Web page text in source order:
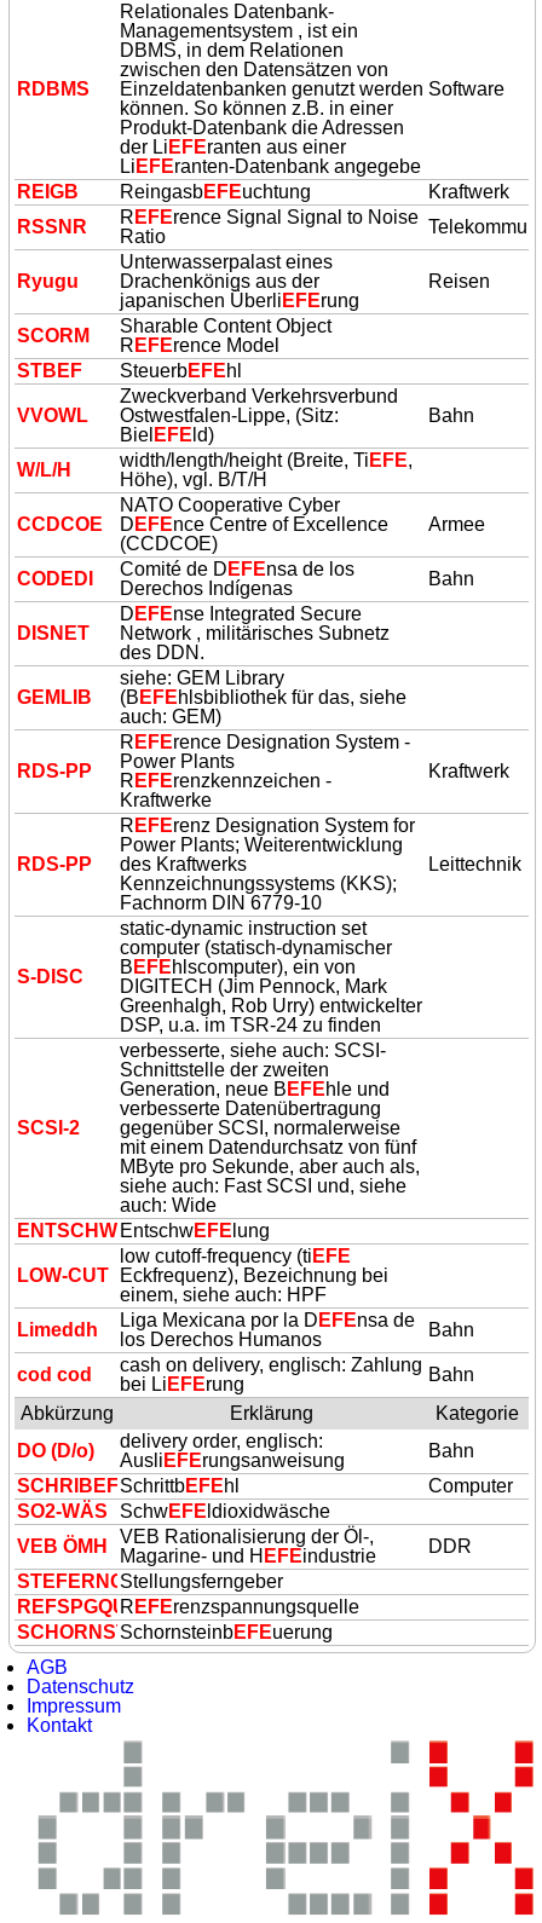
RDBMS
Relationales Datenbank-
Managementsystem , ist ein
DBMS, in dem Relationen
zwischen den Datensätzen von
Einzeldatenbanken genutzt werden
können. So können z.B. in einer
Produkt-Datenbank die Adressen
der Li EFEranten aus einer
Li EFEranten-Datenbank angegebe
Software
REIGB ReingasbEFEuchtung
Kraftwerk
RSSNR
R EFErence Signal Signal to Noise
Ratio
Ryugu
Unterwasserpalast eines
Drachenkönigs aus der
japanischen Überli EFErung
Reisen
SCORM
Sharable Content Object
R EFErence Model
STBEF
SteuerbEFEhl
VVOWL
Zweckverband Verkehrsverbund
Ostwestfalen-Lippe, (Sitz:
Biel EFE ld)
Bahn
W/L/H width/length/height (Breite, Ti EFE,
Höhe), vgl. B/T/H
CCDCOE
NATO Cooperative Cyber
D EFEnce Centre of Excellence
(CCDCOE)
Armee
CODEDI Comité de D EFEnsa de los
Derechos Indígenas
Bahn
DISNET
D EFEnse Integrated Secure
Network , militärisches Subnetz
des DDN.
GEMLIB
siehe: GEM Library
(B EFEhlsbibliothek für das, siehe
auch: GEM)
RDS-PP
R EFErence Designation System -
Power Plants
R EFErenzkennzeichen -
Kraftwerke
Kraftwerk
RDS-PP
R EFErenz Designation System for
Power Plants; Weiterentwicklung
des Kraftwerks
Kennzeichnungssystems (KKS);
Fachnorm DIN 6779-10
Leittechnik
S-DISC
static-dynamic instruction set
computer (statisch-dynamischer
B EFEhlscomputer), ein von
DIGITECH (Jim Pennock, Mark
Greenhalgh, Rob Urry) entwickelter
DSP, u.a. im TSR-24 zu finden
SCSI-2
verbesserte, siehe auch: SCSI-
Schnittstelle der zweiten
Generation, neue B EFEhle und
verbesserte Datenübertragung
gegenüber SCSI, normalerweise
mit einem Datendurchsatz von fünf
MByte pro Sekunde, aber auch als,
siehe auch: Fast SCSI und, siehe
auch: Wide
ENTSCHW EntschwEFE lung
LOW-CUT
low cutoff-frequency (ti EFE
Eckfrequenz), Bezeichnung bei
einem, siehe auch: HPF
Limeddh
Liga Mexicana por la D EFEnsa de
los Derechos Humanos
Bahn
cod cod
cash on delivery, englisch: Zahlung
bei Li EFErung
Bahn
Abkürzung
Erklärung
Kategorie
DO (D/o)
delivery order, englisch:
Ausli EFErungsanweisung
Bahn
SCHRIBEFSchrittbEFEhl
Computer
SO2-WÄS
SchwEFE ldioxidwäsche
VEB ÖMH
VEB Rationalisierung der Öl-,
Magarine- und H EFEindustrie
DDR
STEFE RNGBStellungsferngeber
REFSPGQUEL
R EFErenzspannungsquelle
SCHORNSTBEFEU
SchornsteinbEFEuerung
AGB
Datenschutz
Impressum
Kontakt